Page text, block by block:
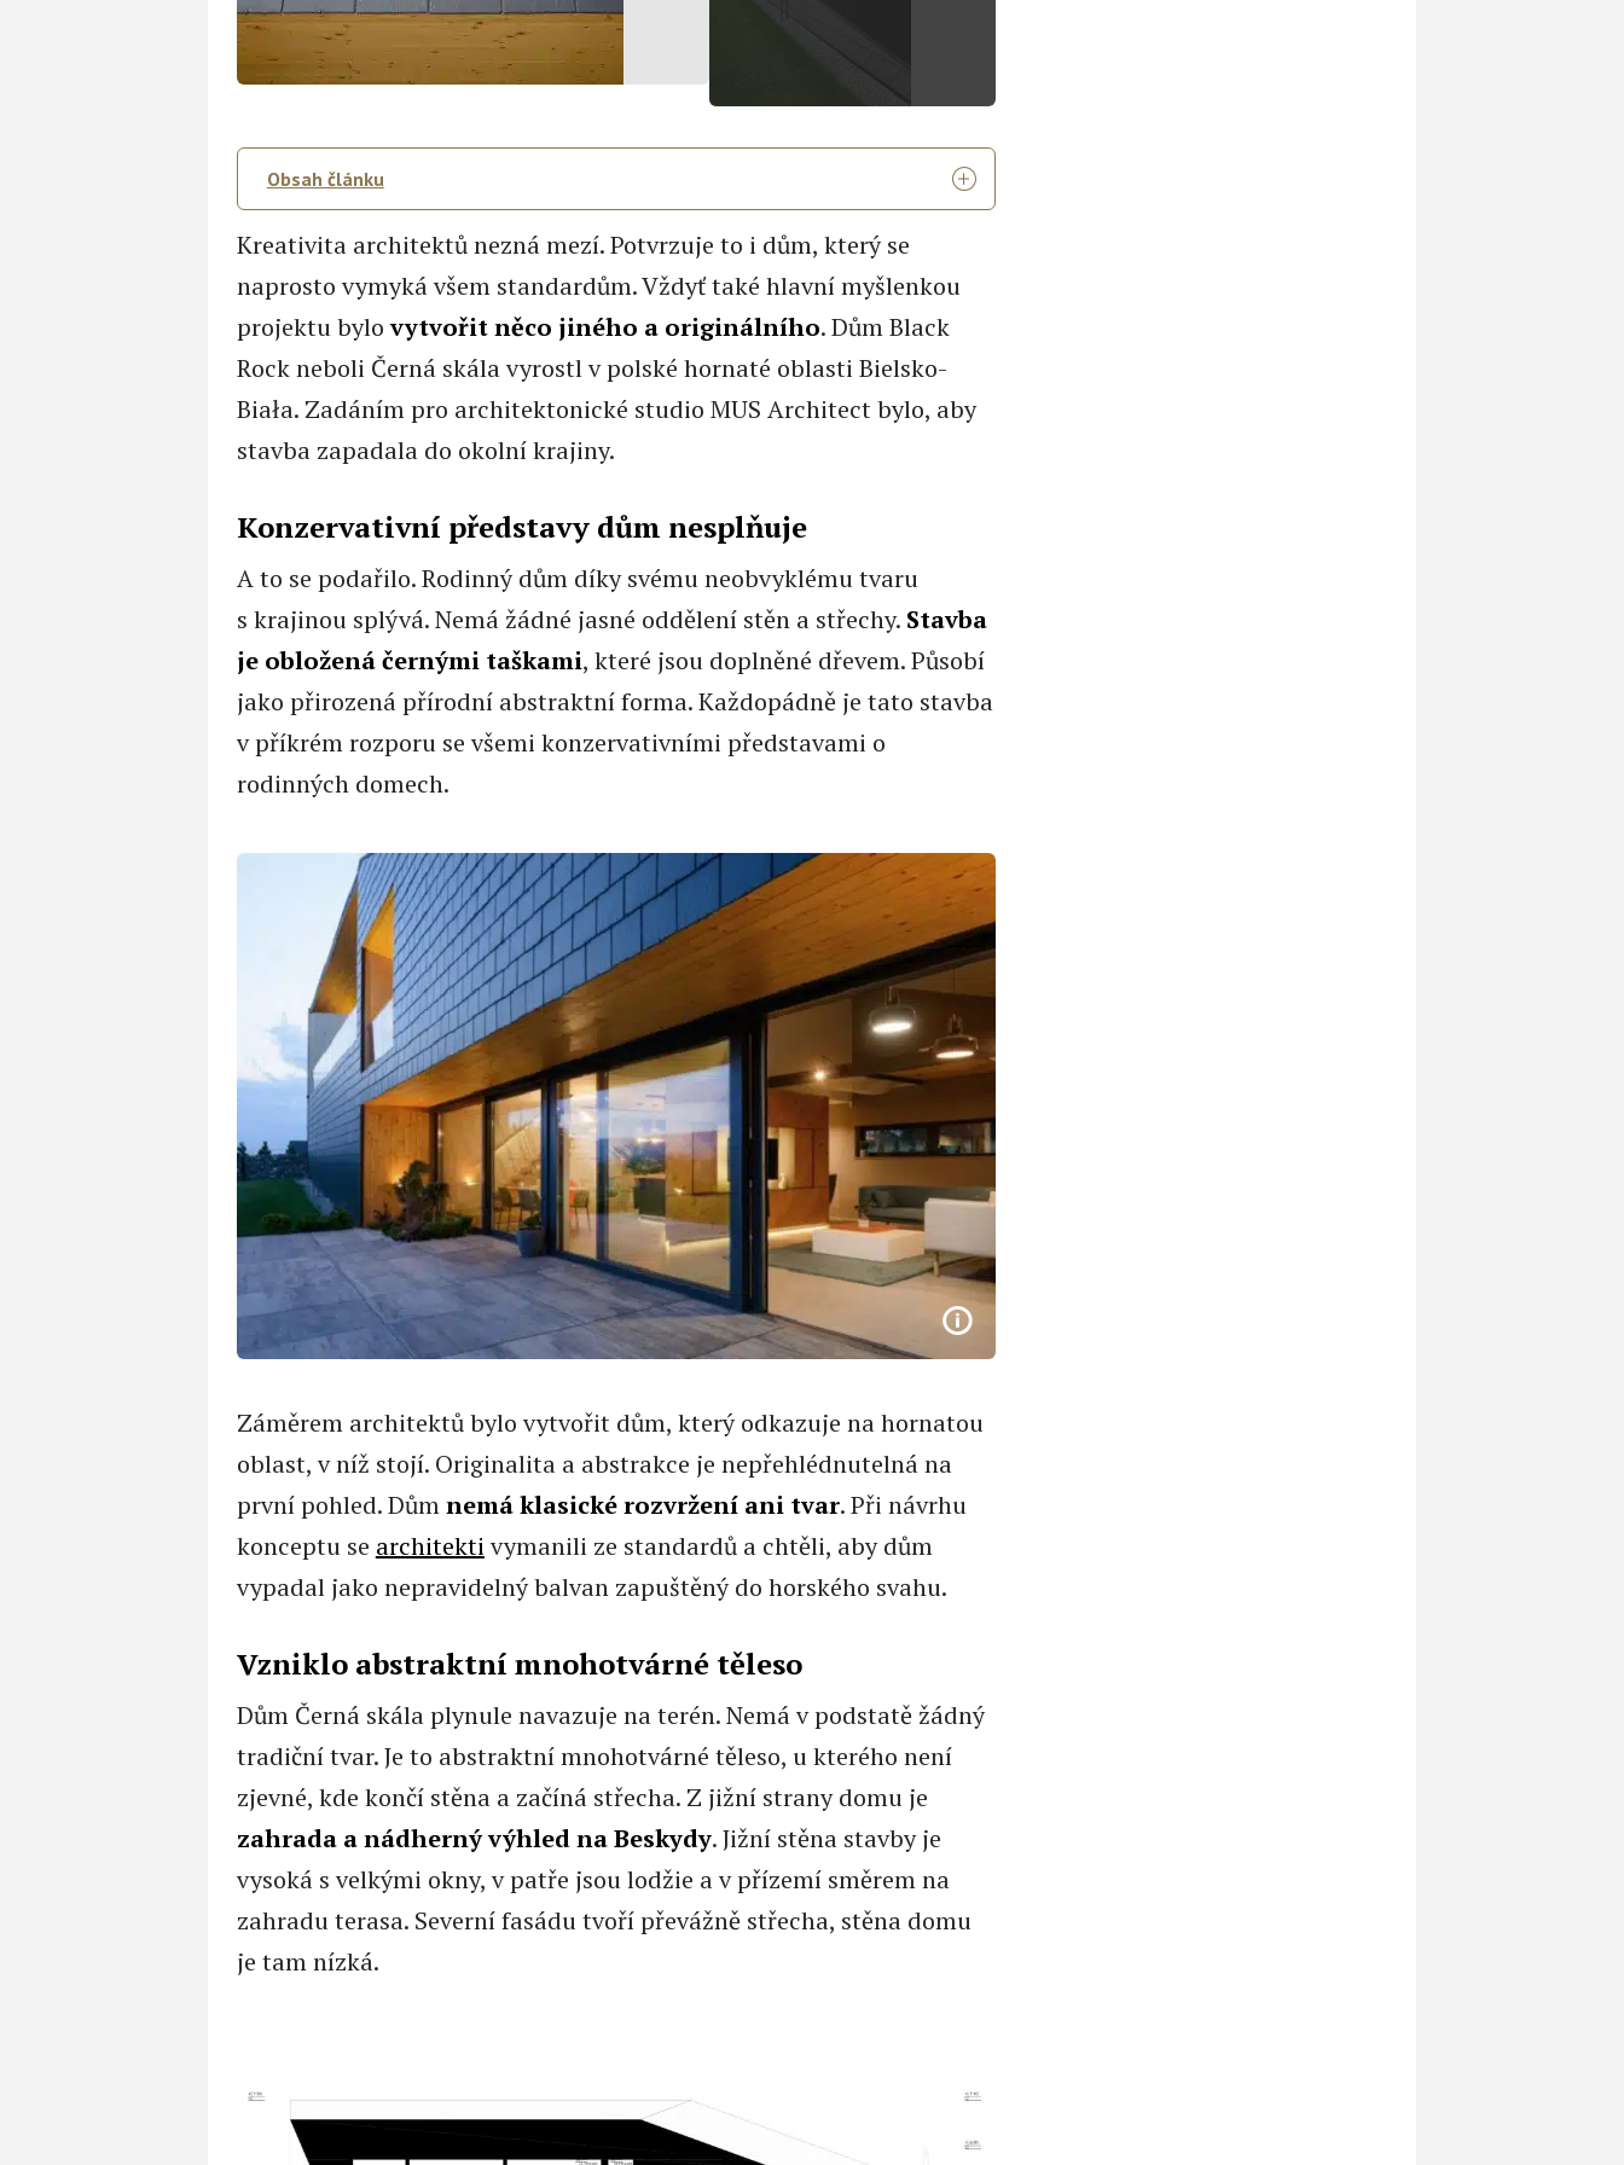
Obsah článku
Kreativita architektů nezná mezí. Potvrzuje to i dům, který se
naprosto vymyká všem standardům. Vždyť také hlavní myšlenkou
projektu bylovytvořit něco jiného a originálního. Dům Black
Rock neboli Černá skála vyrostl v polské hornaté oblasti Bielsko-
Biała. Zadáním pro architektonické studio MUS Architect bylo, aby
stavba zapadala do okolní krajiny.
Konzervativní představy dům nesplňuje
A to se podařilo. Rodinný dům díky svému neobvyklému tvaru
s krajinou splývá. Nemá žádné jasné oddělení stěn a střechy. Stavba
je obložená černými taškami, které jsou doplněné dřevem. Působí
jako přirozená přírodní abstraktní forma. Každopádně je tato stavba
v příkrém rozporu se všemi konzervativními představami o
rodinných domech.
Záměrem architektů bylo vytvořit dům, který odkazuje na hornatou
oblast, v níž stojí. Originalita a abstrakce je nepřehlédnutelná na
první pohled. Důmnemá klasické rozvržení ani tvar. Při návrhu
konceptu se architektivymanili ze standardů a chtěli, aby dům
vypadal jako nepravidelný balvan zapuštěný do horského svahu.
Vzniklo abstraktní mnohotvárné těleso
Dům Černá skála plynule navazuje na terén. Nemá v podstatě žádný
tradiční tvar. Je to abstraktní mnohotvárné těleso, u kterého není
zjevné, kde končí stěna a začíná střecha. Z jižní strany domu je
zahrada anádherný výhled na Beskydy. Jižní stěna stavby je
vysoká s velkými okny, v patře jsou lodžie a v přízemí směrem na
zahradu terasa. Severní fasádu tvoří převážně střecha, stěna domu
je tam nízká.